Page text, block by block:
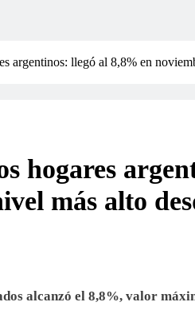
argentinos: llegó al 8,8% en
hogares
más alto
alcanzó el 8,8%, valor